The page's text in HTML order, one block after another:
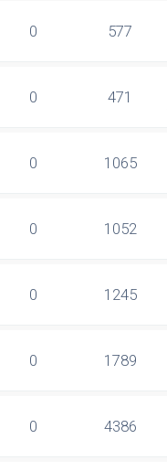
0 577
0 471
0 1065
0 1052
0 1245
0 1789
0 4386